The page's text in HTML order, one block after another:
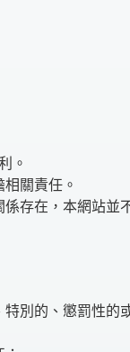
。
關責任。
存在，本網站並
別的、懲罰性的